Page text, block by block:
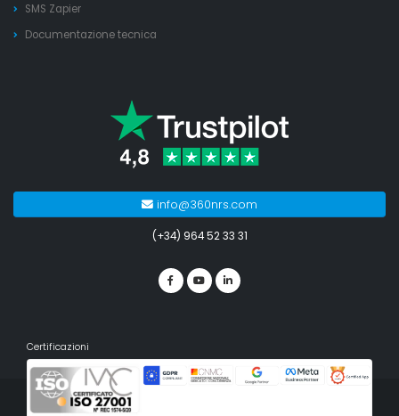
SMS Zapier
Documentazione tecnica
info@360nrs.com
(+34) 964 52 33 31
Certificazioni